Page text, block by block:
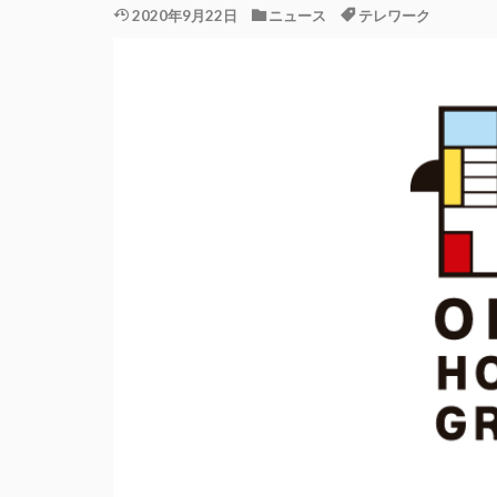
2020年9月22日 ニュース テレワーク